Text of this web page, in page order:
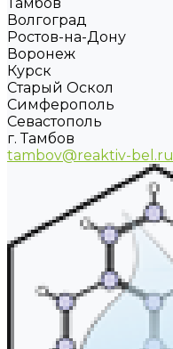
Волгоград
Ростов-на-Дону
Воронеж
Курск
Старый Оскол
Симферополь
Севастополь
г. Тамбов
tambov@reaktiv-bel.ru